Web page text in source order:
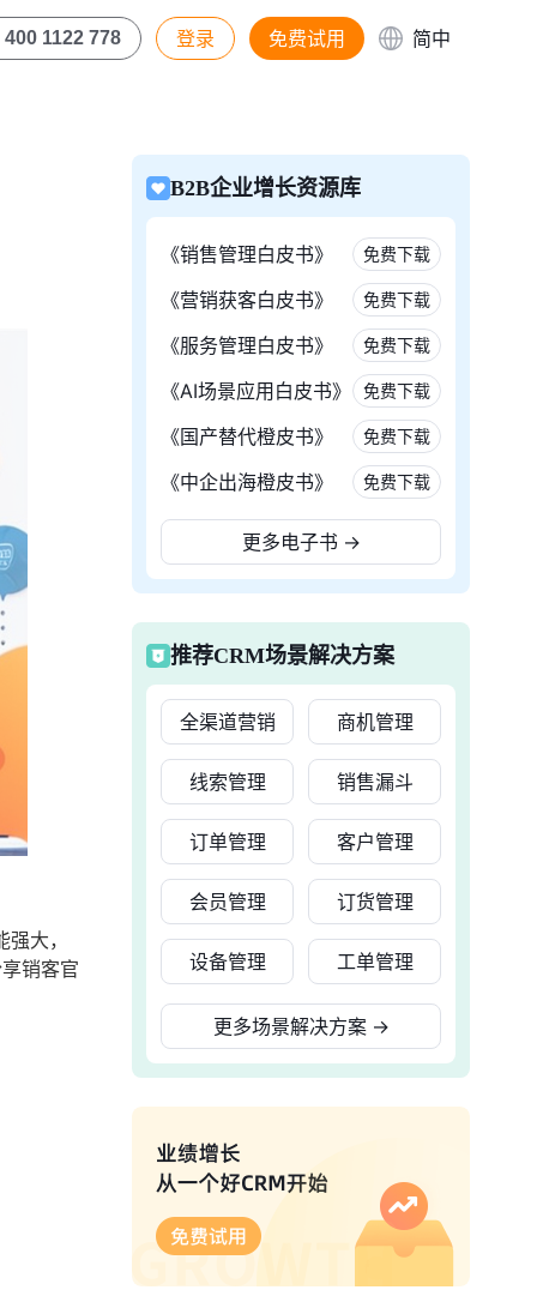
400 1122 778 登录 免费试用 简中
大，
销客官
B2B企业增长资源库
《销售管理白皮书》 免费下载
《营销获客白皮书》 免费下载
《服务管理白皮书》 免费下载
《AI场景应用白皮书》 免费下载
《国产替代橙皮书》 免费下载
《中企出海橙皮书》 免费下载
更多电子书 →
推荐CRM场景解决方案
全渠道营销 商机管理
线索管理 销售漏斗
订单管理 客户管理
会员管理 订货管理
设备管理 工单管理
更多场景解决方案 →